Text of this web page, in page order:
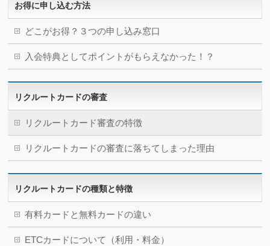
お得に申し込む方法
どこがお得？３つの申し込み窓口
入会特典としてポイントがもらえなかった！？
リクルートカードの審査
リクルートカード審査の特徴
リクルートカードの審査に落ちてしまった理由
リクルートカードの種類と特徴
有料カードと無料カードの違い
ETCカードについて（利用・料金）